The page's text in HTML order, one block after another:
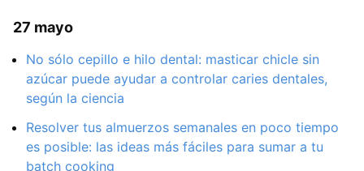
27 mayo
No sólo cepillo e hilo dental: masticar chicle sin
azúcar puede ayudar a controlar caries dentales,
según la ciencia
Resolver tus almuerzos semanales en poco tiempo
es posible: las ideas más fáciles para sumar a tu
batch cooking